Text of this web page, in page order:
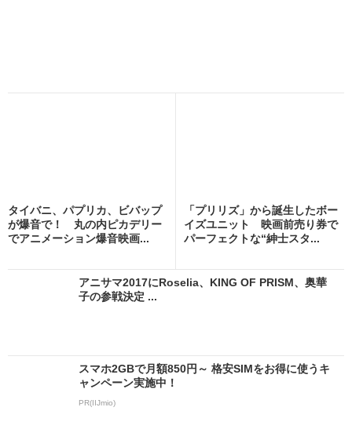
タイバニ、パプリカ、ビバップ
が爆音で！ 丸の内ピカデリー
でアニメーション爆音映画...
「プリリズ」から誕生したボー
イズユニット 映画前売り券で
パーフェクトな“紳士スタ...
アニサマ2017にRoselia、KING OF PRISM、奥華
子の参戦決定 ...
スマホ2GBで月額850円～ 格安SIMをお得に使うキ
ャンペーン実施中！
PR(IIJmio)